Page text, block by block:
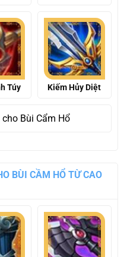
Túy Kiếm Hủy Diệt
Bùi Cẩm Hổ
BÙI CẦM HỔ TỪ CAO